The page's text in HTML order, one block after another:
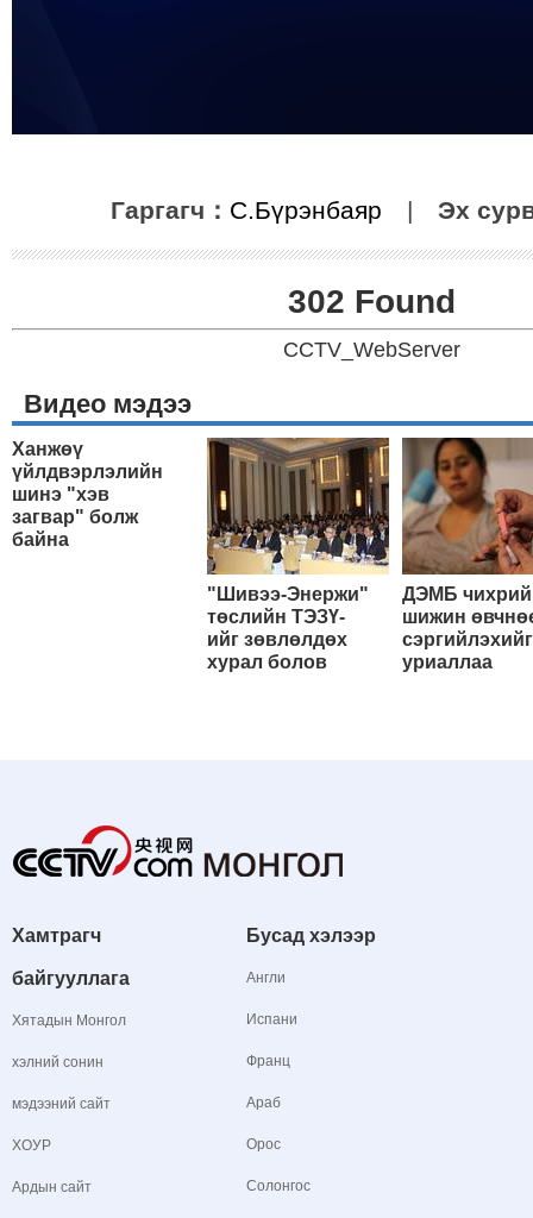
Гаргагч： С.Бүрэнбаяр | Эх
302 Found
CCTV_WebServer
Видео мэдээ
Ханжөү
үйлдвэрлэлийн
шинэ "хэв
загвар" болж
байна
"Шивээ-Энержи"
төслийн ТЭЗҮ-
ийг зөвлөлдөх
хурал болов
ДЭМБ
шижин
сэргийлэхийг
уриаллаа
Хамтрагч
байгууллага
Хятадын Монгол
хэлний сонин
мэдээний сайт
ХОУР
Ардын сайт
Бусад хэлээр
Англи
Испани
Франц
Араб
Орос
Солонгос